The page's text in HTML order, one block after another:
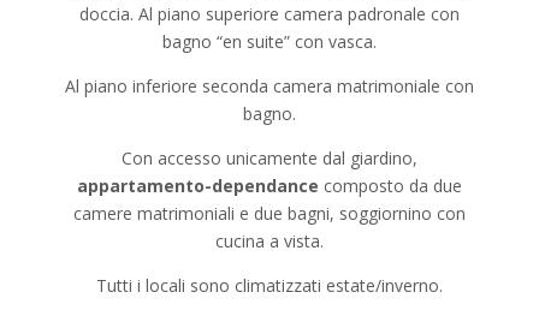
doccia. Al piano superiore camera padronale con
bagno “en suite” con vasca.
Al piano inferiore seconda camera matrimoniale con
bagno.
Con accesso unicamente dal giardino,
appartamento-dependance composto da due
camere matrimoniali e due bagni, soggiornino con
cucina a vista.
Tutti i locali sono climatizzati estate/inverno.